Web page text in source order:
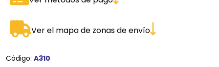
Ver el mapa de zonas de envío
Código: A310